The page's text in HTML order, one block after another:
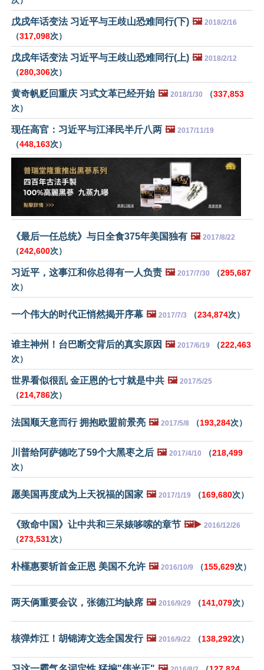
戊戌年话变法 习近平与王歧山恐难同行(下) 🖼️ 2018/2/16
（317,098次）
戊戌年话变法 习近平与王歧山恐难同行(上) 🖼️ 2018/2/12
（280,306次）
黄奇帆贬回重庆 习式文革已经开始 🖼️ 2018/1/30 （337,853
次）
现任高官：习近平与江泽民半斤八两 🖼️ 2017/11/19
（448,163次）
《最后一任总统》与日全食375年美国独有 🖼️ 2017/8/22
（242,600次）
习近平，这事江和你总得有一人负责 🖼️ 2017/7/30 （295,687
次）
一个伟大的时代正悄然揭开序幕 🖼️ 2017/7/3 （234,874次）
谁主神州！台巴断交背后的真实原因 🖼️ 2017/6/19 （222,463
次）
世界看似很乱 金正恩的七寸就是中共 🖼️ 2017/5/25
（214,786次）
法国顺天意而行 拥抱欧盟前景亮 🖼️ 2017/5/8 （193,284次）
川普给阿萨德吃了59个大黑枣之后 🖼️ 2017/4/10 （218,499
次）
愿美国再度成为上天祝福的国家 🖼️ 2017/1/19 （169,680次）
《致命中国》让中共和三呆婊哆嗦的章节 🖼️▶️ 2016/12/26
（273,531次）
朴槿惠要斩首金正恩 美国不允许 🖼️ 2016/10/9 （155,629次）
两天俩重要会议，张德江均缺席 🖼️ 2016/9/29 （141,079次）
核弹炸江！胡锦涛文选全国发行 🖼️ 2016/9/22 （138,292次）